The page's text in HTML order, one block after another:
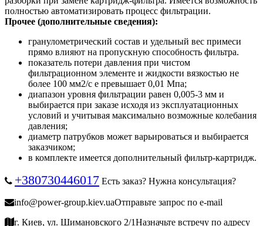
полностью автоматизировать процесс фильтрации.
Прочее (дополнительные сведения):
гранулометрический состав и удельный вес примеси
прямо влияют на пропускную способность фильтра.
показатель потери давления при чистом
фильтрационном элементе и жидкости вязкостью не
более 100 мм2/с е превышает 0,01 Мпа;
диапазон уровня фильтрации равен 0,005-3 мм и
выбирается при заказе исходя из эксплуатационных
условий и учитывая максимально возможные колебания
давления;
диаметр патрубков может варьироваться и выбирается
заказчиком;
в комплекте имеется дополнительный фильтр-картридж.
+380730446017 Есть заказ? Нужна консультация?
info@power-group.kiev.uaОтправьте запрос по e-mail
г. Киев, ул. Шимановского 2/1Назначьте встречу по адресу